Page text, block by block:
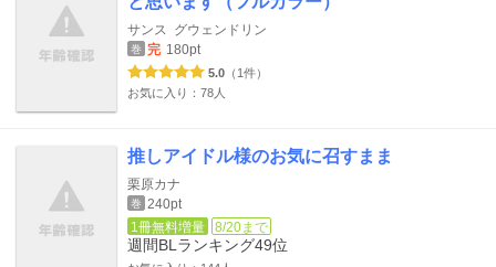
サンス グウェンドリン
巻 完 180pt
5.0 （1件）
お気に入り：78人
推しアイドル様のお気に召すまま
栗原カナ
巻
240pt
1冊無料増量
8/20まで
週間BLランキング49位